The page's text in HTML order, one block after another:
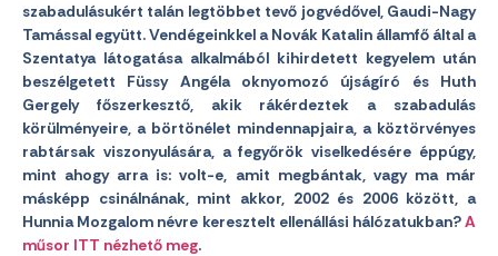
szabadulásukért talán legtöbbet tevő jogvédővel, Gaudi-Nagy
Tamással együtt. Vendégeinkkel a Novák Katalin államfő által a
Szentatya látogatása alkalmából kihirdetett kegyelem után
beszélgetett Füssy Angéla oknyomozó újságíró és Huth
Gergely főszerkesztő, akik rákérdeztek a szabadulás
körülményeire, a börtönélet mindennapjaira, a köztörvényes
rabtársak viszonyulására, a fegyőrök viselkedésére éppúgy,
mint ahogy arra is: volt-e, amit megbántak, vagy ma már
másképp csinálnának, mint akkor, 2002 és 2006 között, a
Hunnia Mozgalom névre keresztelt ellenállási hálózatukban?A
műsor ITT nézhető meg.